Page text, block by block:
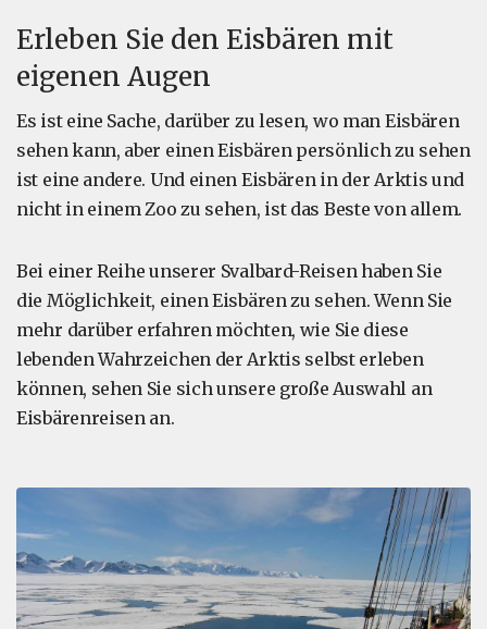
Erleben Sie den Eisbären mit
eigenen Augen
Es ist eine Sache, darüber zu lesen, wo man Eisbären
sehen kann, aber einen Eisbären persönlich zu sehen
ist eine andere. Und einen Eisbären in der Arktis und
nicht in einem Zoo zu sehen, ist das Beste von allem.
Bei einer Reihe unserer Svalbard-Reisen haben Sie
die Möglichkeit, einen Eisbären zu sehen. Wenn Sie
mehr darüber erfahren möchten, wie Sie diese
lebenden Wahrzeichen der Arktis selbst erleben
können, sehen Sie sich unsere große Auswahl an
Eisbärenreisen an.